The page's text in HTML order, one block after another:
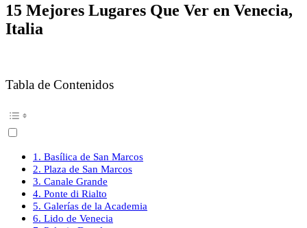
15 Mejores Lugares Que Ver en Venecia,
Italia
Tabla de Contenidos
1. Basílica de San Marcos
2. Plaza de San Marcos
3. Canale Grande
4. Ponte di Rialto
5. Galerías de la Academia
6. Lido de Venecia